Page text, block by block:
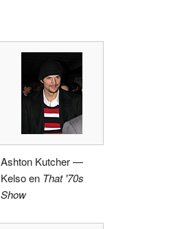
Ashton Kutcher —
Kelso en That '70s
Show